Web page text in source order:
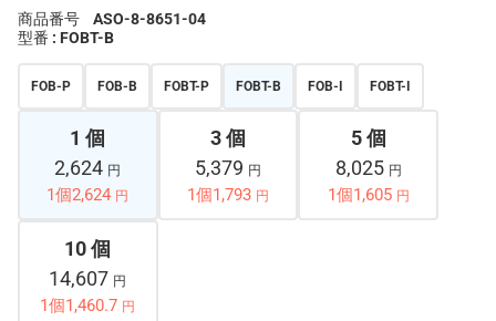
商品番号
ASO-8-8651-04
型番 : FOBT-B
FOB-P FOB-B FOBT-P FOBT-B FOB-I FOBT-I
1 個
2,624 円
1個2,624 円
3 個
5,379 円
1個1,793 円
5 個
8,025 円
1個1,605 円
10 個
14,607 円
1個1,460.7 円